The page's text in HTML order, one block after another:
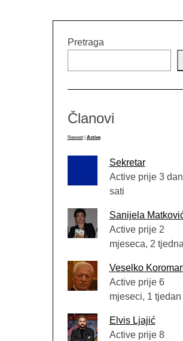
Pretraga
Članovi
Newest Active
Sekretar
Active prije 3
sati
Sanijela
Active prije 2
mjeseca, 2 tjedna
Veselko
Active prije 6
mjeseci, 1 tjedan
Elvis Ljajić
Active prije 8